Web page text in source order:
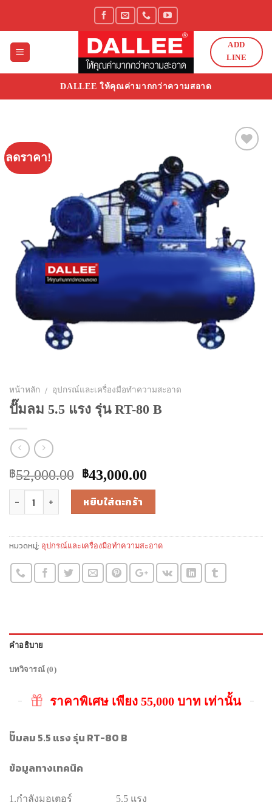
ADD
LINE
DALLEE ให้คุณค่ามากกว่าความสอาด
ลดราคา!
หน้าหลัก / อุปกรณ์และเครื่องมือทำความสะอาด
ปั๊มลม 5.5 แรง รุ่น RT-80 B
฿52,000.00 Original
price
was:
฿52,000.00.
฿43,000.00
price
฿43,000.00.
จำนวน หยิบใส่ตะกร้า
หมวดหมู่: อุปกรณ์และเครื่องมือทำความสะอาด
คำอธิบาย
บทวิจารณ์ (0)
ราคาพิเศษ เพียง 55,000 บาท เท่านั้น
ปั๊มลม 5.5 แรง รุ่น RT-80 B
ข้อมูลทางเทคนิค
1.กำลังมอเตอร์ 5.5 แรง